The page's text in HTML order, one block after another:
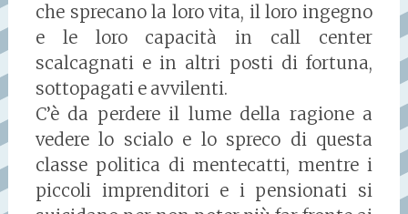
che sprecano la loro vita, il loro ingegno
e le loro capacità in call center
scalcagnati e in altri posti di fortuna,
sottopagati e avvilenti.
C’è da perdere il lume della ragione a
vedere lo scialo e lo spreco di questa
classe politica di mentecatti, mentre i
piccoli imprenditori e i pensionati si